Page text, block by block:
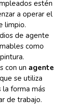
estén
a operar el
limpio.
de agente
como
con un agente
se utiliza
la forma más
de trabajo.